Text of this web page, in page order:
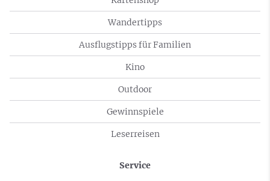
Wandertipps
Ausflugstipps für Familien
Kino
Outdoor
Gewinnspiele
Leserreisen
Service